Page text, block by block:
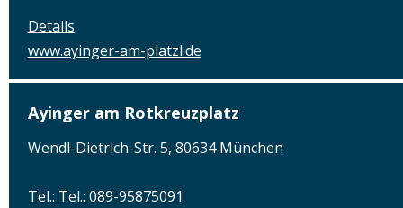
Details
www.ayinger-am-platzl.de
Ayinger am Rotkreuzplatz
Wendl-Dietrich-Str. 5, 80634 München
Tel.: Tel.: 089-95875091